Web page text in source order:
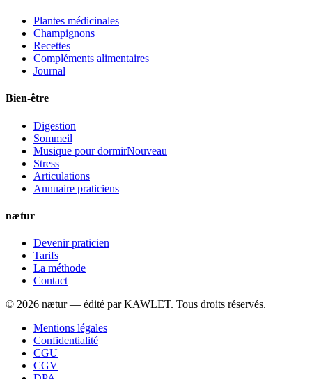
Plantes médicinales
Champignons
Recettes
Compléments alimentaires
Journal
Bien-être
Digestion
Sommeil
Musique pour dormirNouveau
Stress
Articulations
Annuaire praticiens
nætur
Devenir praticien
Tarifs
La méthode
Contact
© 2026 nætur — édité par KAWLET. Tous droits réservés.
Mentions légales
Confidentialité
CGU
CGV